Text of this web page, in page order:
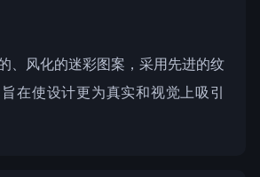
、风化的迷彩图案，采用先进的纹
在使设计更为真实和视觉上吸引